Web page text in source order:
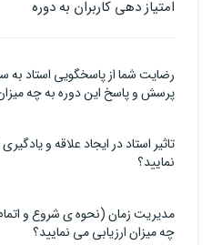
امتیاز دهی کاربران به دوره
رضایت شما از پاسخگویی استاد
پرسش و پاسخ این دوره به چه
تاثیر استاد در ایجاد علاقه و
نمایید؟
مدیریت زمان (نحوه ی شروع و
چه میزان ارزیابی می نمایید؟